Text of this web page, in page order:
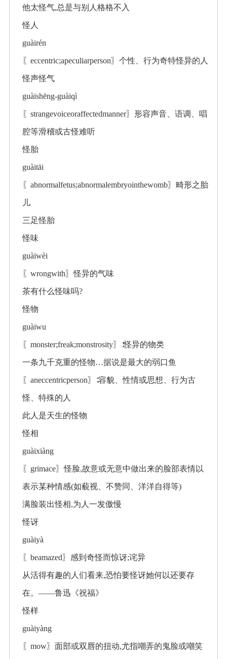
他太怪气,总是与别人格格不入
怪人
guàirén
〖eccentric;apeculiarperson〗个性、行为奇特怪异的人
怪声怪气
guàishēng-guàiqì
〖strangevoiceoraffectedmanner〗形容声音、语调、唱
腔等滑稽或古怪难听
怪胎
guàitāi
〖abnormalfetus;abnormalembryointhewomb〗畸形之胎
儿
三足怪胎
怪味
guàiwèi
〖wrongwith〗怪异的气味
茶有什么怪味吗?
怪物
guàiwu
〖monster;freak;monstrosity〗∶怪异的物类
一条九千克重的怪物…据说是最大的弱口鱼
〖aneccentricperson〗∶容貌、性情或思想、行为古
怪、特殊的人
此人是天生的怪物
怪相
guàixiàng
〖grimace〗怪脸,故意或无意中做出来的脸部表情以
表示某种情感(如藐视、不赞同、洋洋自得等)
满脸装出怪相,为人一发傲慢
怪讶
guàiyà
〖beamazed〗感到奇怪而惊讶;诧异
从活得有趣的人们看来,恐怕要怪讶她何以还要存
在。——鲁迅《祝福》
怪样
guàiyàng
〖mow〗面部或双唇的扭动,尤指嘲弄的鬼脸或嘲笑